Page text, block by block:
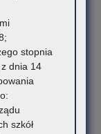
w sprawie
w
na
postępowania
stopnia
dnia 14
szkół